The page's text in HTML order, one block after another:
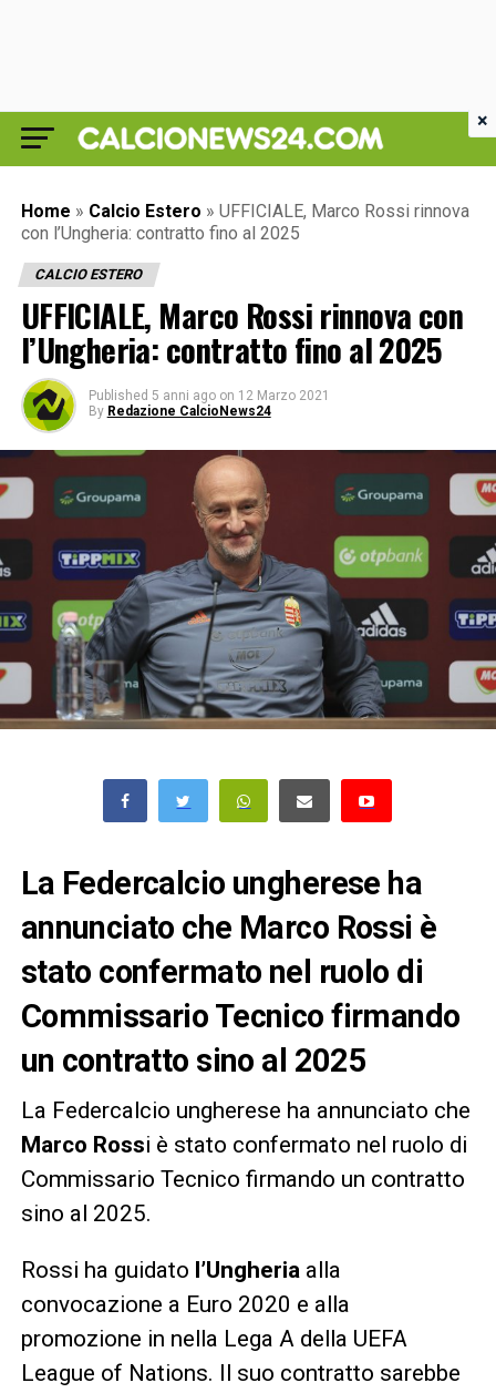
Home » Calcio Estero » UFFICIALE, Marco Rossi rinnova
con l’Ungheria: contratto fino al 2025
CALCIO ESTERO
UFFICIALE, Marco Rossi rinnova con
l’Ungheria: contratto fino al 2025
Published 5 anni ago on 12 Marzo 2021
By Redazione CalcioNews24
La Federcalcio ungherese ha
annunciato che Marco Rossi è
stato confermato nel ruolo di
Commissario Tecnico firmando
un contratto sino al 2025
La Federcalcio ungherese ha annunciato che
Marco Rossi è stato confermato nel ruolo di
Commissario Tecnico firmando un contratto
sino al 2025.
Rossi ha guidato l’Ungheriaalla
convocazione a Euro 2020 e alla
promozione in nella Lega A della UEFA
League of Nations. Il suo contratto sarebbe
×